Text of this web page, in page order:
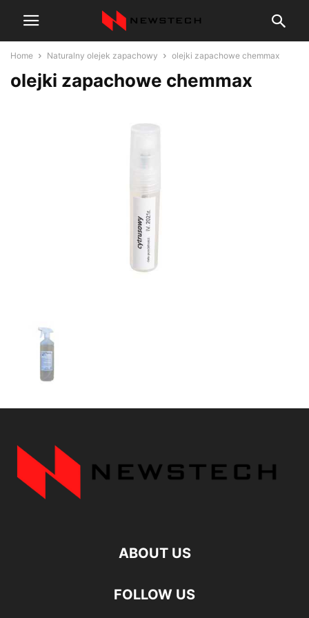
Home Naturalny olejek zapachowy olejki zapachowe chemmax
olejki zapachowe chemmax
ABOUT US
FOLLOW US